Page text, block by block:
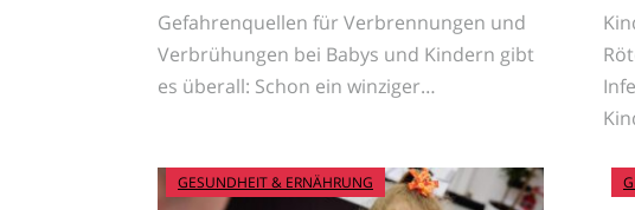
Gefahrenquellen für Verbrennungen und
Verbrühungen bei Babys und Kindern gibt
es überall: Schon ein winziger…
GESUNDHEIT & ERNÄHRUNG